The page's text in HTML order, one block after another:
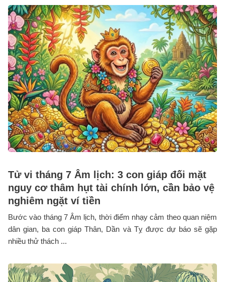
Tử vi tháng 7 Âm lịch: 3 con giáp đối mặt
nguy cơ thâm hụt tài chính lớn, cần bảo vệ
nghiêm ngặt ví tiền
Bước vào tháng 7 Âm lịch, thời điểm nhạy cảm theo quan niệm
dân gian, ba con giáp Thân, Dần và Tỵ được dự báo sẽ gặp
nhiều thử thách ...